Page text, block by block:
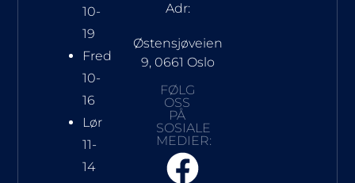
10-
19
Fred
10-
16
Lør
11-
14
Adr:
Østensjøveien
9, 0661 Oslo
FØLG
OSS
PÅ
SOSIALE
MEDIER: